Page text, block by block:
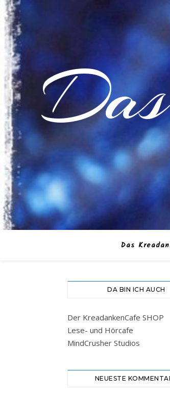
Das
DA BIN ICH AUCH
Der KreadankenCafe SHOP
Lese- und Hörcafe
MindCrusher Studios
NEUESTE